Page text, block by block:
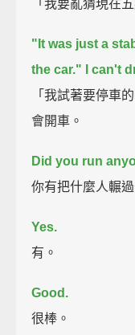
「我要亂猜現在
"It was just a
the car."
I can't
「我試著要停車
會開車。
Did you run
你有把什麼人輾過
Yes.
有。
Good.
很棒。